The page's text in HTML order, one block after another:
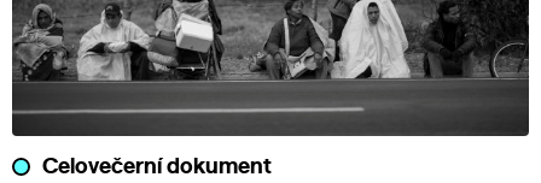
Celovečerní dokument